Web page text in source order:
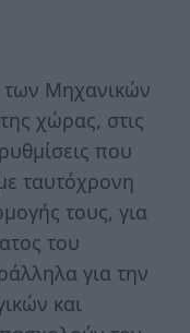
Μηχανικών
χώρας, στις
που
ταυτόχρονη
τους, για
του
για την
και